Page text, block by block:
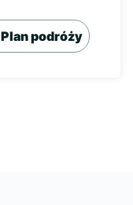
Plan podróży